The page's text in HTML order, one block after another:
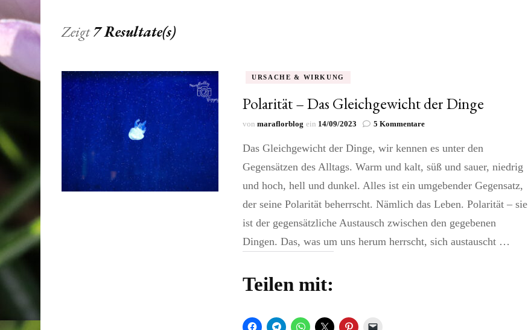
Zeigt7 Resultate(s)
URSACHE & WIRKUNG
Polarität – Das Gleichgewicht der Dinge
von maraflorblog ein 14/09/2023 5 Kommentarezu
–
Gleichgewicht
der
Das Gleichgewicht der Dinge, wir kennen es unter den
Gegensätzen des Alltags. Warm und kalt, süß und sauer, niedrig
und hoch, hell und dunkel. Alles ist ein umgebender Gegensatz,
der seine Polarität beherrscht. Nämlich das Leben. Polarität – sie
ist der gegensätzliche Austausch zwischen den gegebenen
Dingen. Das, was um uns herum herrscht, sich austauscht …
Teilen mit: